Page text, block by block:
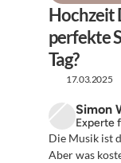
Hochzeit
perfekte
Tag?
17.03.2025
Simon
Experte
Die Musik ist
Aber was